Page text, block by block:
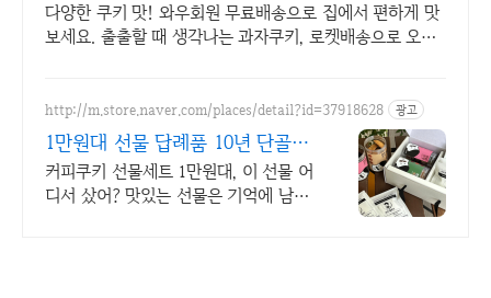
다양한 쿠키 맛! 와우회원 무료배송으로 집에서 편하게 맛
보세요. 출출할 때 생각나는 과자쿠키, 로켓배송으로 오늘
http://m.store.naver.com/places/detail?id=37918628 광고
1만원대 선물 답례품 10년 단골이
검증한 선물
커피쿠키 선물세트 1만원대, 이 선물 어
디서 샀어? 맛있는 선물은 기억에 남아